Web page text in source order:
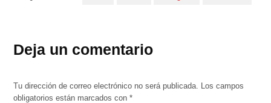
Deja un comentario
Tu dirección de correo electrónico no será publicada.
Los campos
obligatorios están marcados con*